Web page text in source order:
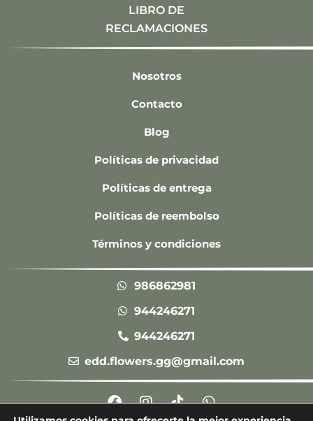
LIBRO DE
RECLAMACIONES
Nosotros
Contacto
Blog
Políticas de privacidad
Políticas de entrega
Políticas de reembolso
Términos y condiciones
986862981
944246271
944246271
edd.flowers.gg@gmail.com
F
a
I
n
T
i
W
h